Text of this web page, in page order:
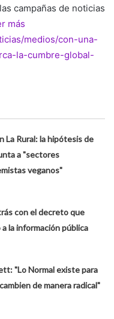
campañas de noticias
más
medios/con-una-
la-cumbre-global-
La Rural: la hipótesis de
a "sectores
veganos"
con el decreto que
la información pública
"Lo Normal existe para
de manera radical"